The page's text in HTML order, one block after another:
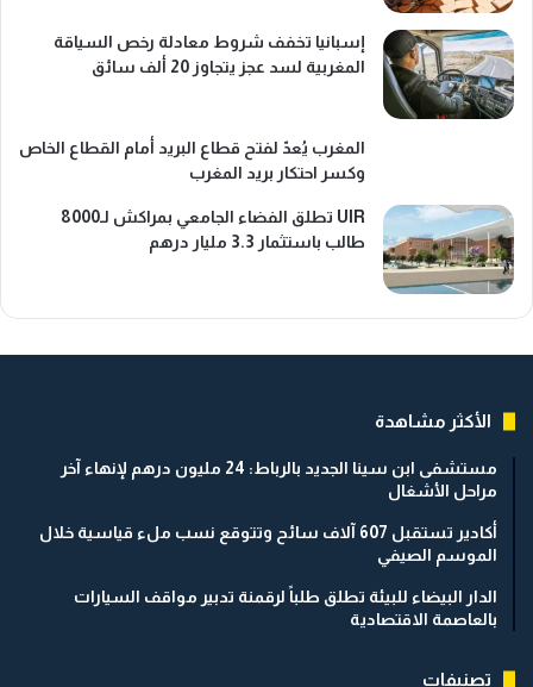
إسبانيا تخفف شروط معادلة رخص السياقة
المغربية لسد عجز يتجاوز 20 ألف سائق
المغرب يُعدّ لفتح قطاع البريد أمام القطاع الخاص
وكسر احتكار بريد المغرب
UIR تطلق الفضاء الجامعي بمراكش لـ8000
طالب باستثمار 3.3 مليار درهم
الأكثر مشاهدة
مستشفى ابن سينا الجديد بالرباط: 24 مليون درهم لإنهاء آخر
مراحل الأشغال
أكادير تستقبل 607 آلاف سائح وتتوقع نسب ملء قياسية خلال
الموسم الصيفي
الدار البيضاء للبيئة تطلق طلباً لرقمنة تدبير مواقف السيارات
بالعاصمة الاقتصادية
تصنيفات